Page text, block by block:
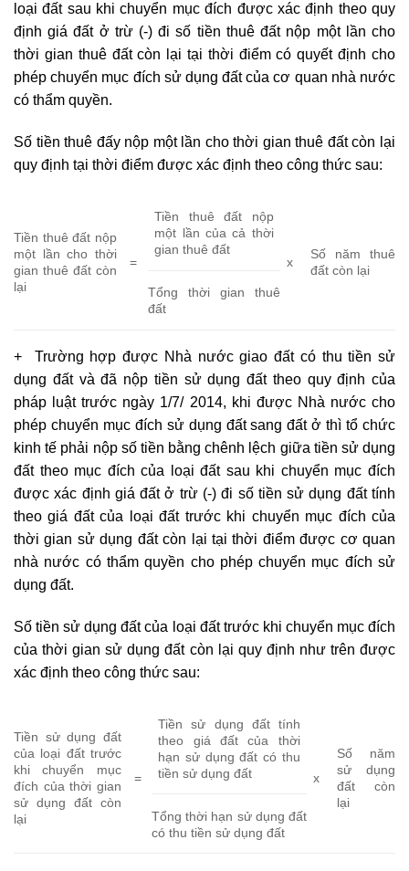
loại đất sau khi chuyển mục đích được xác định theo quy
định giá đất ở trừ (-) đi số tiền thuê đất nộp một lần cho
thời gian thuê đất còn lại tại thời điểm có quyết định cho
phép chuyển mục đích sử dụng đất của cơ quan nhà nước
có thẩm quyền.
Số tiền thuê đấy nộp một lần cho thời gian thuê đất còn lại
quy định tại thời điểm được xác định theo công thức sau:
Tiền thuê đất nộp
một lần cho thời
gian thuê đất còn
lại
=
Tiền thuê đất nộp
một lần của cả thời
gian thuê đất
x
Số năm thuê
đất còn lại
Tổng thời gian thuê
đất
+ Trường hợp được Nhà nước giao đất có thu tiền sử
dụng đất và đã nộp tiền sử dụng đất theo quy định của
pháp luật trước ngày 1/7/ 2014, khi được Nhà nước cho
phép chuyển mục đích sử dụng đất sang đất ở thì tổ chức
kinh tế phải nộp số tiền bằng chênh lệch giữa tiền sử dụng
đất theo mục đích của loại đất sau khi chuyển mục đích
được xác định giá đất ở trừ (-) đi số tiền sử dụng đất tính
theo giá đất của loại đất trước khi chuyển mục đích của
thời gian sử dụng đất còn lại tại thời điểm được cơ quan
nhà nước có thẩm quyền cho phép chuyển mục đích sử
dụng đất.
Số tiền sử dụng đất của loại đất trước khi chuyển mục đích
của thời gian sử dụng đất còn lại quy định như trên được
xác định theo công thức sau:
Tiền sử dụng đất
của loại đất trước
khi chuyển mục
đích của thời gian
sử dụng đất còn
lại
=
Tiền sử dụng đất tính
theo giá đất của thời
hạn sử dụng đất có thu
tiền sử dụng đất
x
Số năm
sử dụng
đất còn
lại
Tổng thời hạn sử dụng đất
có thu tiền sử dụng đất